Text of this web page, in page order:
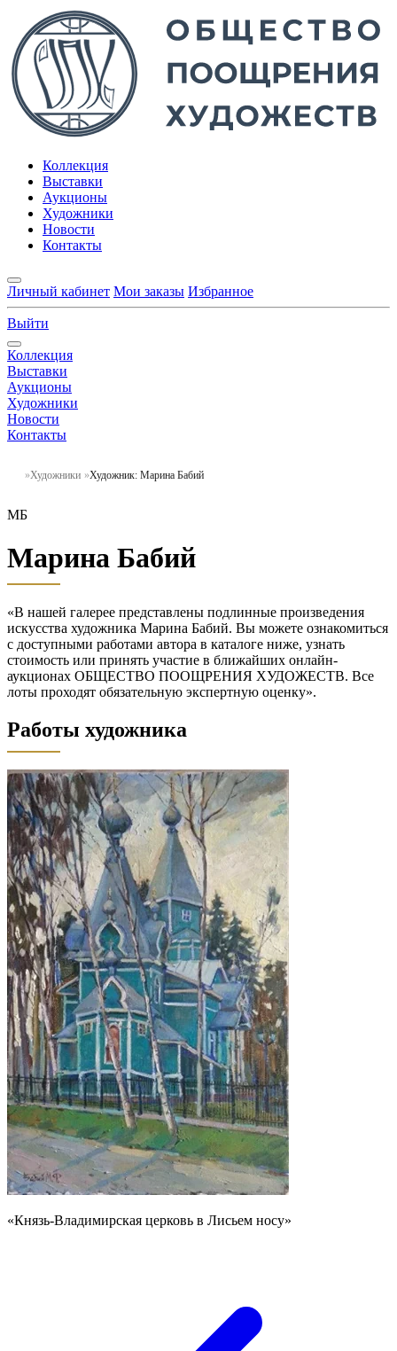
Коллекция
Выставки
Аукционы
Художники
Новости
Контакты
Личный кабинет Мои заказы Избранное
Выйти
Коллекция
Выставки
Аукционы
Художники
Новости
Контакты
Художники Художник: Марина Бабий
МБ
Марина Бабий
«В нашей галерее представлены подлинные произведения
искусства художника Марина Бабий. Вы можете ознакомиться
с доступными работами автора в каталоге ниже, узнать
стоимость или принять участие в ближайших онлайн-
аукционах ОБЩЕСТВО ПООЩРЕНИЯ ХУДОЖЕСТВ. Все
лоты проходят обязательную экспертную оценку».
Работы художника
«Князь-Владимирская церковь в Лисьем носу»